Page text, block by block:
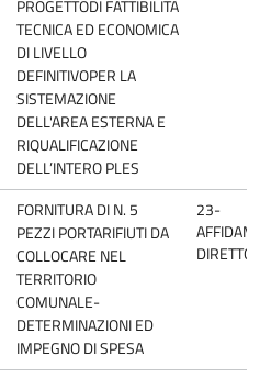
PROGETTODI FATTIBILITÀ
TECNICA ED ECONOMICA
DI LIVELLO
DEFINITIVOPER LA
SISTEMAZIONE
DELL'AREA ESTERNA E
RIQUALIFICAZIONE
DELL’INTERO PLES
FORNITURA DI N. 5
PEZZI PORTARIFIUTI DA
COLLOCARE NEL
TERRITORIO
COMUNALE-
DETERMINAZIONI ED
IMPEGNO DI SPESA
23-
DIRETTO